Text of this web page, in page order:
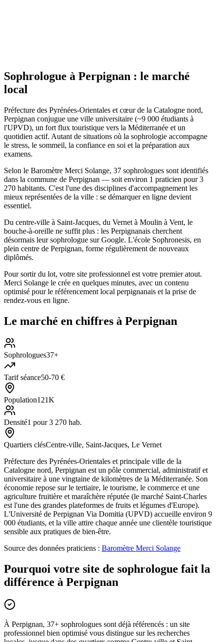
Sophrologue à Perpignan : le marché
local
Préfecture des Pyrénées-Orientales et cœur de la Catalogne nord,
Perpignan conjugue une ville universitaire (~9 000 étudiants à
l'UPVD), un fort flux touristique vers la Méditerranée et un
quotidien actif. Autant de situations où la sophrologie accompagne
le stress, le sommeil, la confiance en soi et la préparation aux
examens.
Selon le Baromètre Merci Solange, 37 sophrologues sont identifiés
dans la commune de Perpignan — soit environ 1 praticien pour 3
270 habitants. C'est l'une des disciplines d'accompagnement les
mieux représentées de la ville : se démarquer en ligne devient
essentiel.
Du centre-ville à Saint-Jacques, du Vernet à Moulin à Vent, le
bouche-à-oreille ne suffit plus : les Perpignanais cherchent
désormais leur sophrologue sur Google. L'école Sophronesis, en
plein centre de Perpignan, forme régulièrement de nouveaux
diplômés.
Pour sortir du lot, votre site professionnel est votre premier atout.
Merci Solange le crée en quelques minutes, avec un contenu
optimisé pour le référencement local perpignanais et la prise de
rendez-vous en ligne.
Le marché en chiffres à Perpignan
Sophrologues37+
Tarif séance50-70 €
Population121K
Densité1 pour 3 270 hab.
Quartiers clésCentre-ville, Saint-Jacques, Le Vernet
Préfecture des Pyrénées-Orientales et principale ville de la
Catalogne nord, Perpignan est un pôle commercial, administratif et
universitaire à une vingtaine de kilomètres de la Méditerranée. Son
économie repose sur le tertiaire, le tourisme, le commerce et une
agriculture fruitière et maraîchère réputée (le marché Saint-Charles
est l'une des grandes plateformes de fruits et légumes d'Europe).
L'Université de Perpignan Via Domitia (UPVD) accueille environ 9
000 étudiants, et la ville attire chaque année une clientèle touristique
sensible aux pratiques de bien-être.
Source des données praticiens : Baromètre Merci Solange
Pourquoi votre site de sophrologue fait la
différence à Perpignan
À Perpignan, 37+ sophrologues sont déjà référencés : un site
professionnel bien optimisé vous distingue sur les recherches